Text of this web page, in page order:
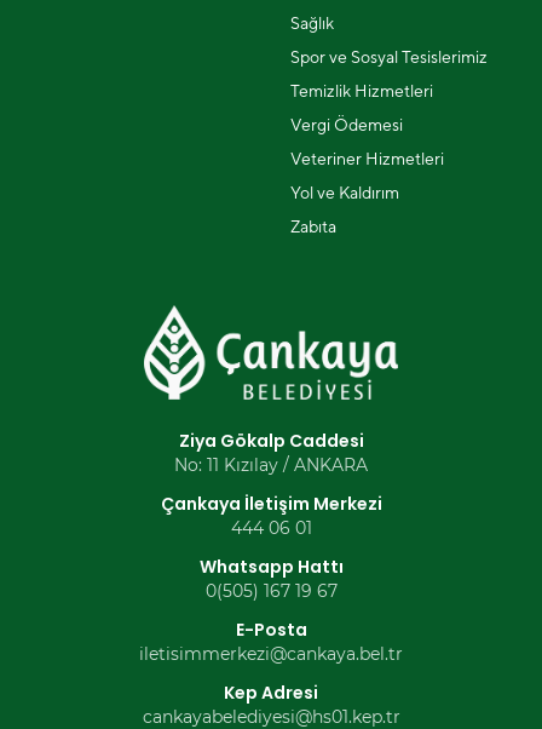
Sağlık
Spor ve Sosyal Tesislerimiz
Temizlik Hizmetleri
Vergi Ödemesi
Veteriner Hizmetleri
Yol ve Kaldırım
Zabıta
Ziya Gökalp Caddesi
No: 11 Kızılay / ANKARA
Çankaya İletişim Merkezi
444 06 01
Whatsapp Hattı
0(505) 167 19 67
E-Posta
iletisimmerkezi@cankaya.bel.tr
Kep Adresi
cankayabelediyesi@hs01.kep.tr